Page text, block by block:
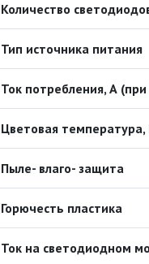
Количество
Тип источника питания
Ток потребления, А
Цветовая температура,
Пыле- влаго- защита
Горючесть пластика
Ток на светодиодном